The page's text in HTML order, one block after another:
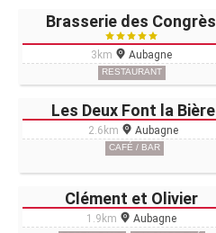
Brasserie des Congrès
3km Aubagne
RESTAURANT
Les Deux Font la Bière
2.6km Aubagne
CAFÉ / BAR
Clément et Olivier
1.9km Aubagne